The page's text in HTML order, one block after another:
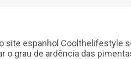
site espanhol Coolthelifestyle
o grau de ardência das